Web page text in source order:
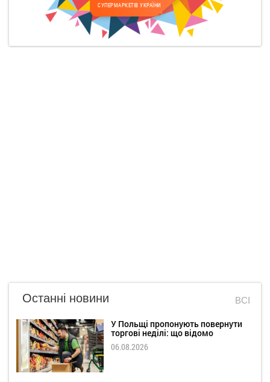
СУПЕРМАРКЕТІВ УКРАЇНИ
Останні новини ВСІ
У Польщі пропонують повернути
торгові неділі: що відомо
06.08.2026